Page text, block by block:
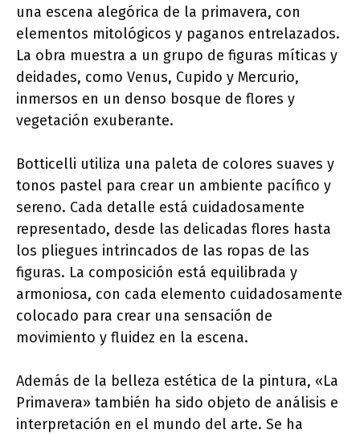
una escena alegórica de la primavera, con
elementos mitológicos y paganos entrelazados.
La obra muestra a un grupo de figuras míticas y
deidades, como Venus, Cupido y Mercurio,
inmersos en un denso bosque de flores y
vegetación exuberante.
Botticelli utiliza una paleta de colores suaves y
tonos pastel para crear un ambiente pacífico y
sereno. Cada detalle está cuidadosamente
representado, desde las delicadas flores hasta
los pliegues intrincados de las ropas de las
figuras. La composición está equilibrada y
armoniosa, con cada elemento cuidadosamente
colocado para crear una sensación de
movimiento y fluidez en la escena.
Además de la belleza estética de la pintura, «La
Primavera» también ha sido objeto de análisis e
interpretación en el mundo del arte. Se ha